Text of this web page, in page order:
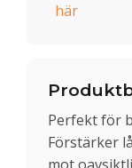
här
Perfekt för
Förstärker
mot